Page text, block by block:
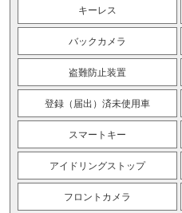
キーレス
バックカメラ
盗難防止装置
登録（届出）済未使用車
スマートキー
アイドリングストップ
フロントカメラ